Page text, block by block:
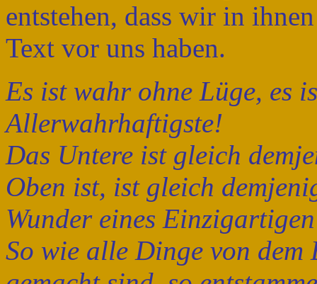
entstehen, dass wir in
Text vor uns haben.
Es ist wahr ohne Lüge, es
Allerwahrhaftigste!
Das Untere ist gleich
Oben ist, ist gleich
Wunder eines
So wie alle Dinge von